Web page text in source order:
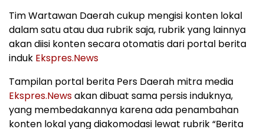
Tim Wartawan Daerah cukup mengisi konten lokal
dalam satu atau dua rubrik saja, rubrik yang lainnya
akan diisi konten secara otomatis dari portal berita
induk Ekspres.News
Tampilan portal berita Pers Daerah mitra media
Ekspres.Newsakan dibuat sama persis induknya,
yang membedakannya karena ada penambahan
konten lokal yang diakomodasi lewat rubrik “Berita